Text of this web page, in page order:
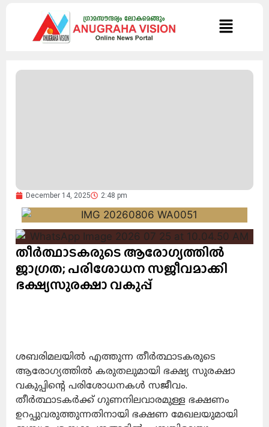
December 14, 2025 2:48 pm
തീർത്ഥാടകരുടെ ആരോഗ്യത്തിൽ
ജാഗ്രത; പരിശോധന സജീവമാക്കി
ഭക്ഷ്യസുരക്ഷാ വകുപ്പ്
ശബരിമലയിൽ എത്തുന്ന തീർത്ഥാടകരുടെ
ആരോഗ്യത്തിൽ കരുതലുമായി ഭക്ഷ്യ സുരക്ഷാ
വകുപ്പിന്റെ പരിശോധനകൾ സജീവം.
തീർത്ഥാടകർക്ക് ഗുണനിലവാരമുള്ള ഭക്ഷണം
ഉറപ്പുവരുത്തുന്നതിനായി ഭക്ഷണ മേഖലയുമായി